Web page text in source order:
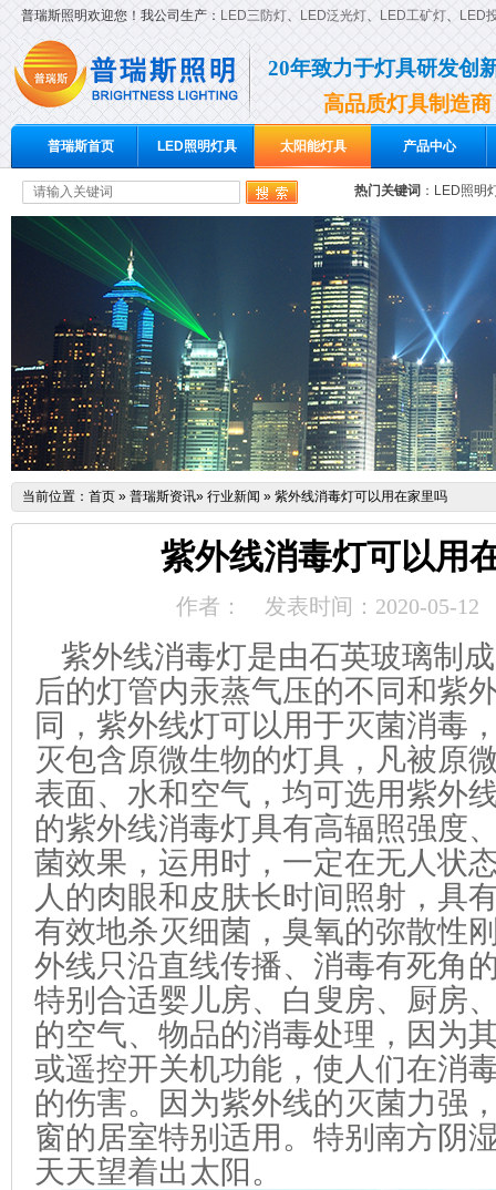
普瑞斯照明欢迎您！我公司生产： LED三防灯、 LED泛光灯、 LED工矿灯、 LED
20年致力于灯具研发创
高品质灯具制造商
普瑞斯首页 LED照明灯具 太阳能灯具 产品中心
热门关键词 ： LED照明
当前位置： 首页 » 普瑞斯资讯» 行业新闻 » 紫外线消毒灯可以用在家里吗
紫外线消毒灯可以用
作者： 发表时间：2020-05-12
紫外线消毒灯是由石英玻璃制
后的灯管内汞蒸气压的不同和紫
同，紫外线灯可以用于灭菌消毒
灭包含原微生物的灯具，凡被原
表面、水和空气，均可选用紫外
的紫外线消毒灯具有高辐照强度
菌效果，运用时，一定在无人状
人的肉眼和皮肤长时间照射，具
有效地杀灭细菌，臭氧的弥散性
外线只沿直线传播、消毒有死角
特别合适婴儿房、白叟房、厨房
的空气、物品的消毒处理，因为
或遥控开关机功能，使人们在消
的伤害。因为紫外线的灭菌力强
窗的居室特别适用。特别南方阴
天天望着出太阳。